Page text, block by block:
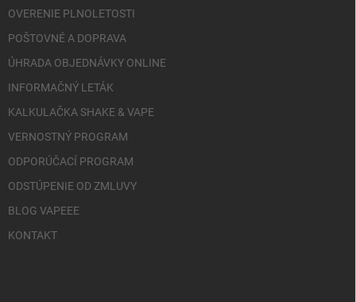
OVERENIE PLNOLETOSTI
POŠTOVNÉ A DOPRAVA
ÚHRADA OBJEDNÁVKY ONLINE
INFORMAČNÝ LETÁK
KALKULAČKA SHAKE & VAPE
VERNOSTNÝ PROGRAM
ODPORÚČACÍ PROGRAM
ODSTÚPENIE OD ZMLUVY
BLOG VAPEEE
KONTAKT